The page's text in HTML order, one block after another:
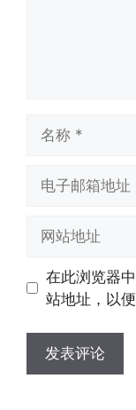
址
址
在此浏览器
站地址，以